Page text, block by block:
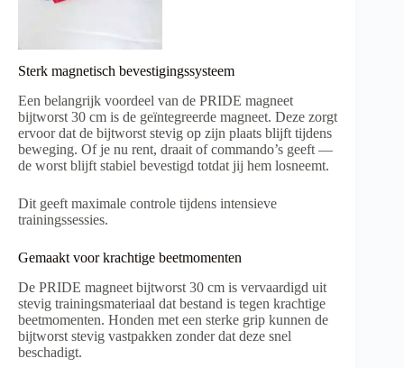
Sterk magnetisch bevestigingssysteem
Een belangrijk voordeel van de PRIDE magneet
bijtworst 30 cm is de geïntegreerde magneet. Deze zorgt
ervoor dat de bijtworst stevig op zijn plaats blijft tijdens
beweging. Of je nu rent, draait of commando’s geeft —
de worst blijft stabiel bevestigd totdat jij hem losneemt.
Dit geeft maximale controle tijdens intensieve
trainingssessies.
Gemaakt voor krachtige beetmomenten
De PRIDE magneet bijtworst 30 cm is vervaardigd uit
stevig trainingsmateriaal dat bestand is tegen krachtige
beetmomenten. Honden met een sterke grip kunnen de
bijtworst stevig vastpakken zonder dat deze snel
beschadigt.